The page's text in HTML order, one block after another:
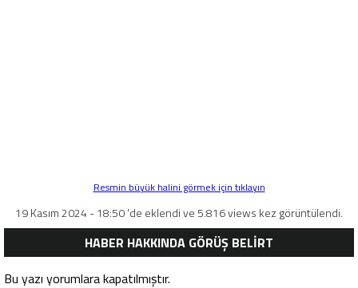
Resmin büyük halini görmek için tıklayın
19 Kasım 2024 - 18:50 'de eklendi ve 5.816 views kez görüntülendi.
HABER HAKKINDA GÖRÜŞ BELİRT
Bu yazı yorumlara kapatılmıştır.